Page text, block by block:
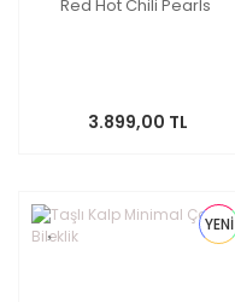
Red Hot Chili Pearls
3.899,00 TL
YENİ